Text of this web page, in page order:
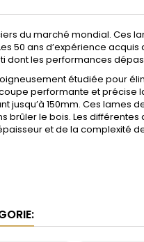
du marché mondial. Ces
50 ans d’expérience
les performances
étudiée pour
performante et précise
jusqu’à 150mm. Ces
brûler le bois. Les
et de la complexité